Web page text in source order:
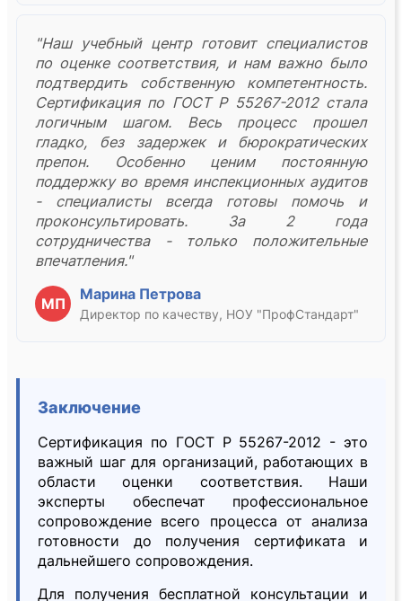
"Наш учебный центр готовит специалистов
по оценке соответствия, и нам важно было
подтвердить собственную компетентность.
Сертификация по ГОСТ Р 55267-2012 стала
логичным шагом. Весь процесс прошел
гладко, без задержек и бюрократических
препон. Особенно ценим постоянную
поддержку во время инспекционных аудитов
- специалисты всегда готовы помочь и
проконсультировать. За 2 года
сотрудничества - только положительные
впечатления."
МП
Марина Петрова
Директор по качеству, НОУ "ПрофСтандарт"
Заключение
Сертификация по ГОСТ Р 55267-2012 - это
важный шаг для организаций, работающих в
области оценки соответствия. Наши
эксперты обеспечат профессиональное
сопровождение всего процесса от анализа
готовности до получения сертификата и
дальнейшего сопровождения.
Для получения бесплатной консультации и